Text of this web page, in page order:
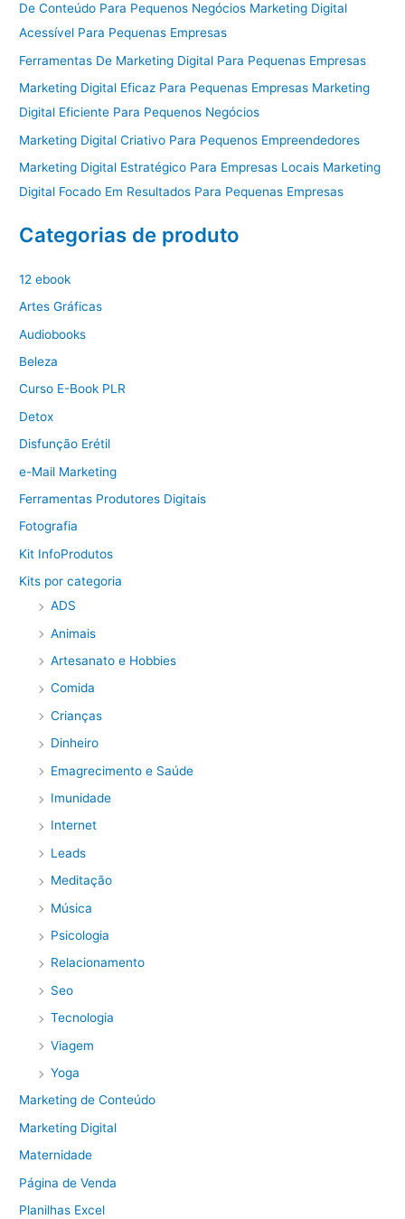
De Conteúdo Para Pequenos Negócios Marketing Digital
Acessível Para Pequenas Empresas
Ferramentas De Marketing Digital Para Pequenas Empresas
Marketing Digital Eficaz Para Pequenas Empresas Marketing
Digital Eficiente Para Pequenos Negócios
Marketing Digital Criativo Para Pequenos Empreendedores
Marketing Digital Estratégico Para Empresas Locais Marketing
Digital Focado Em Resultados Para Pequenas Empresas
Categorias de produto
12 ebook
Artes Gráficas
Audiobooks
Beleza
Curso E-Book PLR
Detox
Disfunção Erétil
e-Mail Marketing
Ferramentas Produtores Digitais
Fotografia
Kit InfoProdutos
Kits por categoria
ADS
Animais
Artesanato e Hobbies
Comida
Crianças
Dinheiro
Emagrecimento e Saúde
Imunidade
Internet
Leads
Meditação
Música
Psicologia
Relacionamento
Seo
Tecnologia
Viagem
Yoga
Marketing de Conteúdo
Marketing Digital
Maternidade
Página de Venda
Planilhas Excel